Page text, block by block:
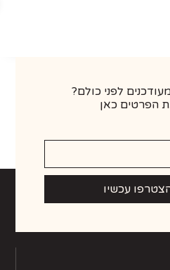
לפני כולם?
כאן
עכשיו